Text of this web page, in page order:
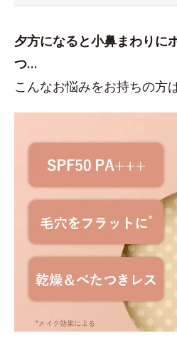
夕方になると小鼻まわりに
つ…
こんなお悩みをお持ちの方